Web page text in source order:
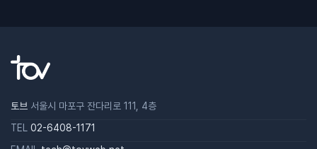
토브 서울시 마포구 잔다리로 111, 4층
TEL 02-6408-1171